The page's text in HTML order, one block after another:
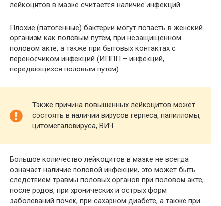
лейкоцитов в мазке считается наличие инфекций.
Плохие (патогенные) бактерии могут попасть в женский
организм как половым путем, при незащищенном
половом акте, а также при бытовых контактах с
переносчиком инфекций (ИППП – инфекций,
передающихся половым путем).
Также причина повышенных лейкоцитов может
состоять в наличии вирусов герпеса, папилломы,
цитомегаловируса, ВИЧ.
Большое количество лейкоцитов в мазке не всегда
означает наличие половой инфекции, это может быть
следствием травмы половых органов при половом акте,
после родов, при хронических и острых форм
заболеваний почек, при сахарном диабете, а также при